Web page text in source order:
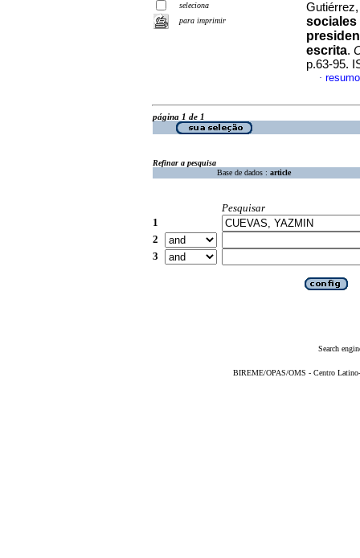
seleciona
para imprimir
sociales
escrita.
p.63-95.
·
página 1 de 1
Refinar a pesquisa
Base de dados : article
Pesquisar
1
2
3
Search
BIREME/OPAS/OMS - Centro Latino-